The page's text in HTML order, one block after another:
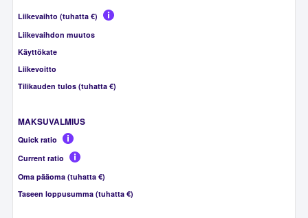
Liikevaihto (tuhatta €)
Liikevaihdon muutos
Käyttökate
Liikevoitto
Tilikauden tulos (tuhatta €)
MAKSUVALMIUS
Quick ratio
Current ratio
Oma pääoma (tuhatta €)
Taseen loppusumma (tuhatta €)